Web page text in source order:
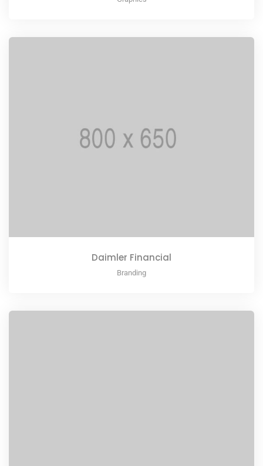
Daimler Financial
Branding